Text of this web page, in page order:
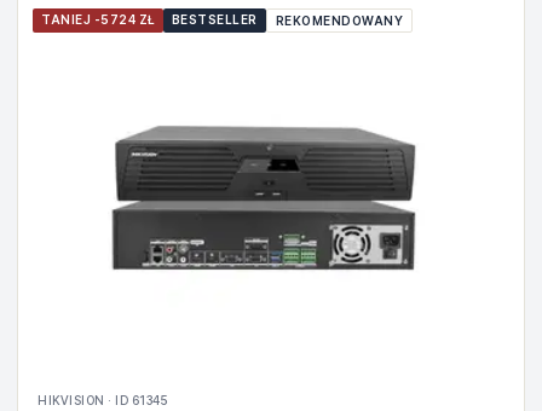
TANIEJ -5724 ZŁ BESTSELLER REKOMENDOWANY
HIKVISION · ID 61345